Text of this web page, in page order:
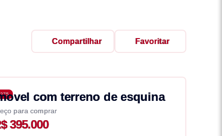
Compartilhar Favoritar
com terreno de esquina
para comprar
395.000